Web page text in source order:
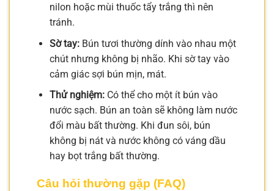
nilon hoặc mùi thuốc tẩy trắng thì nên
tránh.
Sờ tay:Bún tươi thường dính vào nhau một
chút nhưng không bị nhão. Khi sờ tay vào
cảm giác sợi bún mịn, mát.
Thử nghiệm:Có thể cho một ít bún vào
nước sạch. Bún an toàn sẽ không làm nước
đổi màu bất thường. Khi đun sôi, bún
không bị nát và nước không có váng dầu
hay bọt trắng bất thường.
Câu hỏi thường gặp (FAQ)